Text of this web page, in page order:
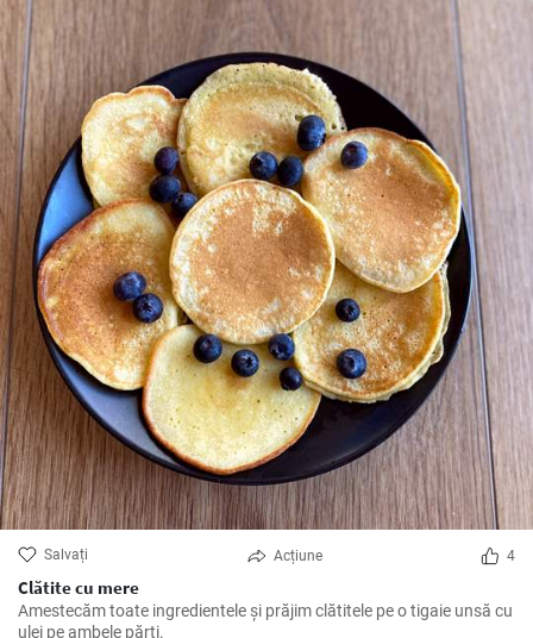
Salvați Acțiune 4
Clătite cu mere
Amestecăm toate ingredientele și prăjim clătitele pe o tigaie unsă cu
ulei pe ambele părți.